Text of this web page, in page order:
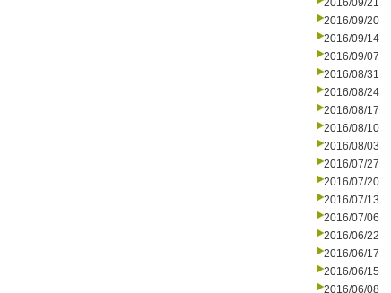
2016/09/21
2016/09/20
2016/09/14
2016/09/07
2016/08/31
2016/08/24
2016/08/17
2016/08/10
2016/08/03
2016/07/27
2016/07/20
2016/07/13
2016/07/06
2016/06/22
2016/06/17
2016/06/15
2016/06/08